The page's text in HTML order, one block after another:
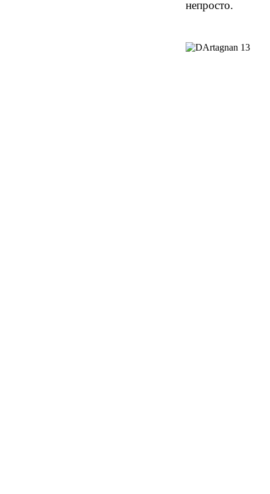
непросто.